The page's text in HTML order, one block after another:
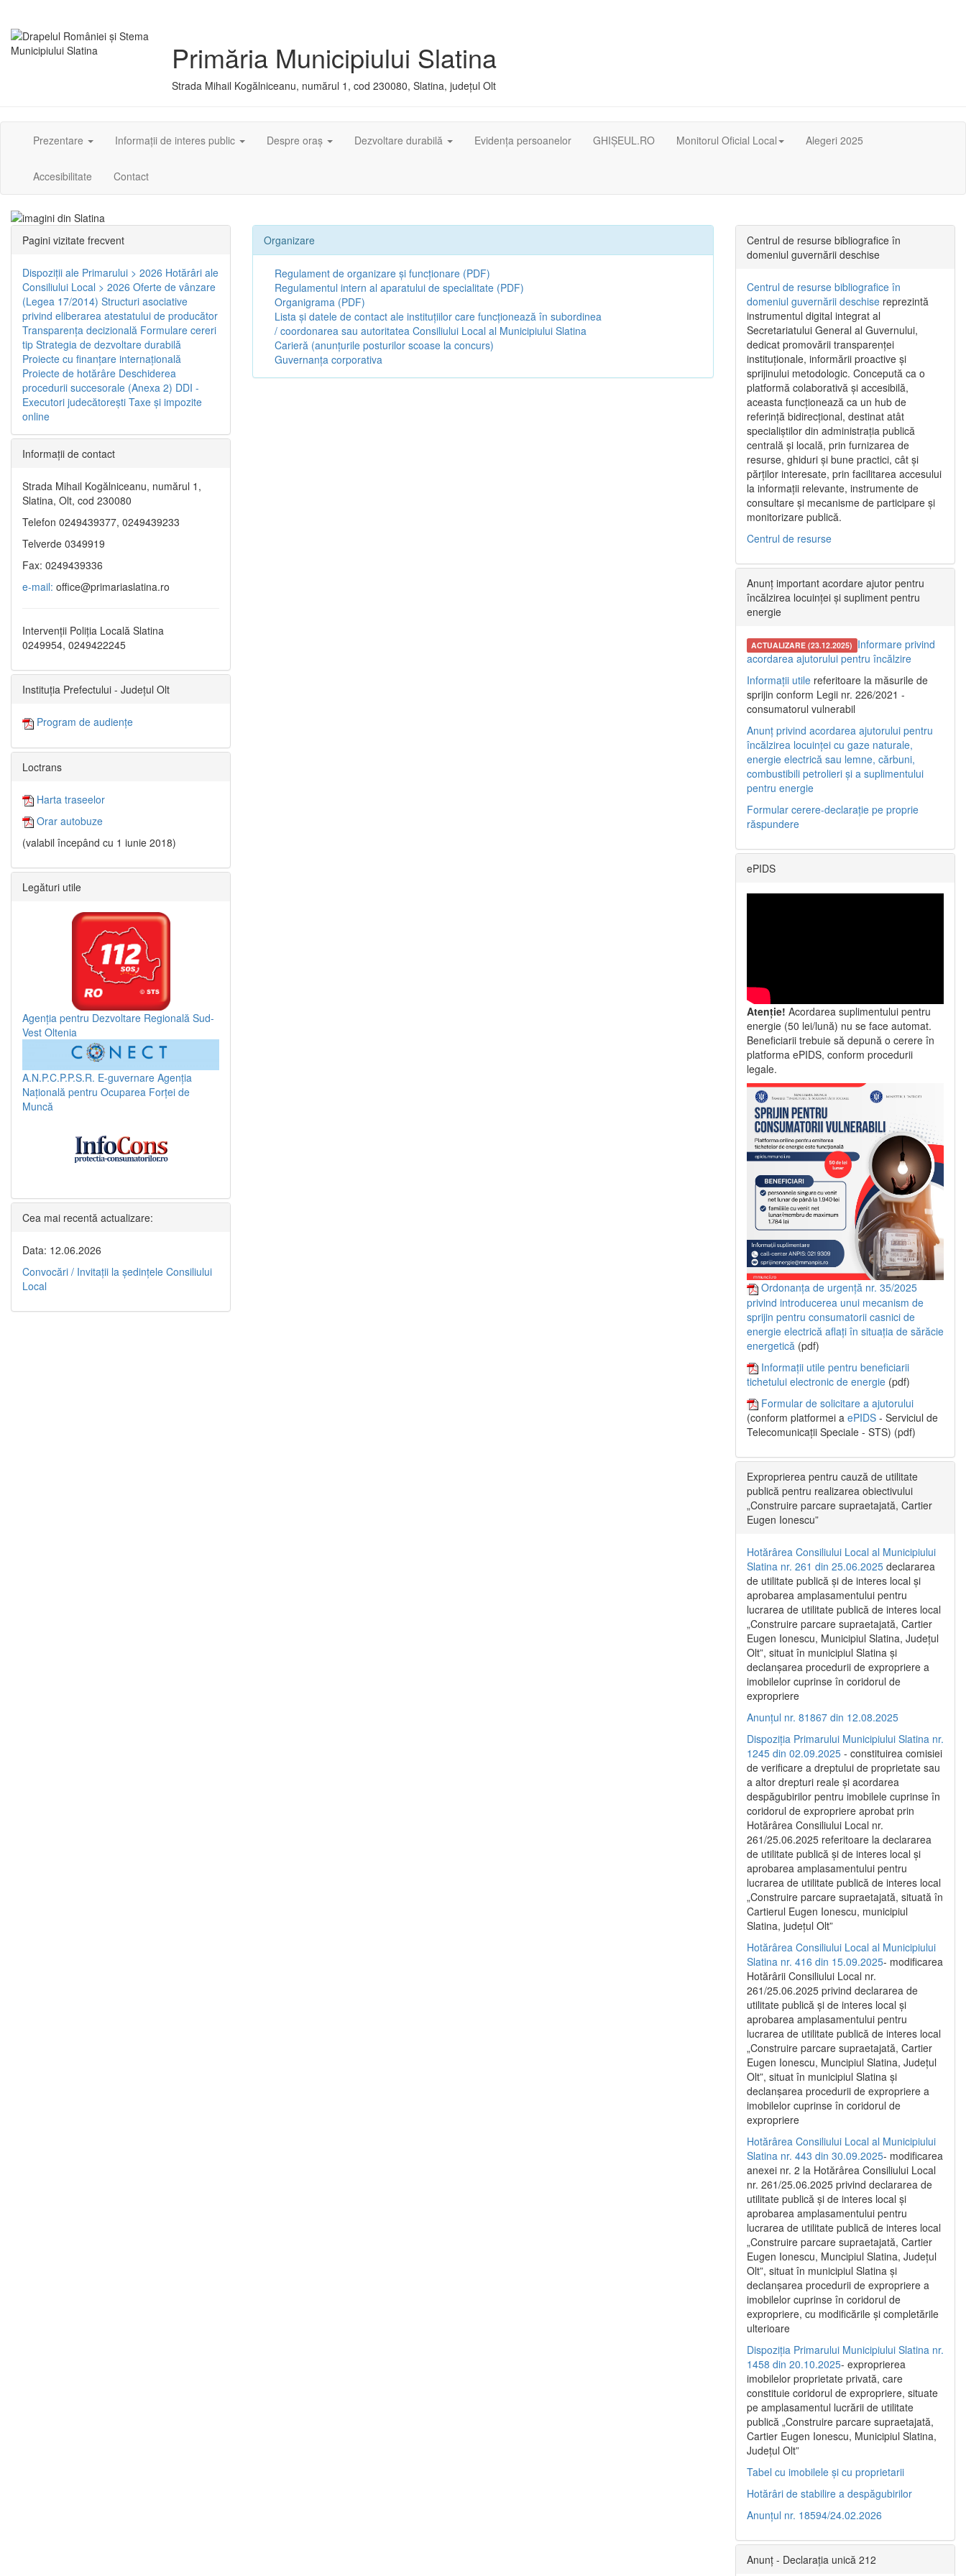
Primăria Municipiului Slatina
Strada Mihail Kogălniceanu, numărul 1, cod 230080, Slatina, județul Olt
Prezentare Informații de interes public Despre oraș Dezvoltare durabilă Evidența persoanelor GHIȘEUL.RO Monitorul Oficial Local Alegeri 2025
Accesibilitate Contact
Organizare
Regulament de organizare și funcționare (PDF)
Regulamentul intern al aparatului de specialitate (PDF)
Organigrama (PDF)
Lista și datele de contact ale instituțiilor care funcționează în subordinea
/ coordonarea sau autoritatea Consiliului Local al Municipiului Slatina
Carieră (anunțurile posturilor scoase la concurs)
Guvernanța corporativa
Pagini vizitate frecvent
Dispoziţii ale Primarului > 2026 Hotărâri ale
Consiliului Local > 2026 Oferte de vânzare
(Legea 17/2014) Structuri asociative
privind eliberarea atestatului de producător
Transparenţa decizională Formulare cereri
tip Strategia de dezvoltare durabilă
Proiecte cu finanţare internaţională
Proiecte de hotărâre Deschiderea
procedurii succesorale (Anexa 2) DDI -
Executori judecătorești Taxe şi impozite
online
Informaţii de contact
Strada Mihail Kogălniceanu, numărul 1,
Slatina, Olt, cod 230080
Telefon 0249439377, 0249439233
Telverde 0349919
Fax: 0249439336
e-mail: office@primariaslatina.ro
Intervenții Poliția Locală Slatina
0249954, 0249422245
Instituția Prefectului - Județul Olt
Program de audiențe
Loctrans
Harta traseelor
Orar autobuze
(valabil începând cu 1 iunie 2018)
Legături utile
Agenția pentru Dezvoltare Regională Sud-
Vest Oltenia
A.N.P.C.P.P.S.R. E-guvernare Agenția
Națională pentru Ocuparea Forței de
Muncă
Cea mai recentă actualizare:
Data: 12.06.2026
Convocări / Invitaţii la şedinţele Consiliului
Local
Centrul de resurse bibliografice în
domeniul guvernării deschise
Centrul de resurse bibliografice în
domeniul guvernării deschise reprezintă
instrumentul digital integrat al
Secretariatului General al Guvernului,
dedicat promovării transparenței
instituționale, informării proactive și
sprijinului metodologic. Concepută ca o
platformă colaborativă și accesibilă,
aceasta funcționează ca un hub de
referință bidirecțional, destinat atât
specialiștilor din administrația publică
centrală și locală, prin furnizarea de
resurse, ghiduri și bune practici, cât și
părților interesate, prin facilitarea accesului
la informații relevante, instrumente de
consultare și mecanisme de participare și
monitorizare publică.
Centrul de resurse
Anunț important acordare ajutor pentru
încălzirea locuinței și supliment pentru
energie
ACTUALIZARE (23.12.2025) Informare privind
acordarea ajutorului pentru încălzire
Informații utile referitoare la măsurile de
sprijin conform Legii nr. 226/2021 -
consumatorul vulnerabil
Anunț privind acordarea ajutorului pentru
încălzirea locuinței cu gaze naturale,
energie electrică sau lemne, cărbuni,
combustibili petrolieri și a suplimentului
pentru energie
Formular cerere-declarație pe proprie
răspundere
ePIDS
Atenție! Acordarea suplimentului pentru
energie (50 lei/lună) nu se face automat.
Beneficiarii trebuie să depună o cerere în
platforma ePIDS, conform procedurii
legale.
Ordonanța de urgență nr. 35/2025
privind introducerea unui mecanism de
sprijin pentru consumatorii casnici de
energie electrică aflați în situația de sărăcie
energetică (pdf)
Informații utile pentru beneficiarii
tichetului electronic de energie (pdf)
Formular de solicitare a ajutorului
(conform platformei a ePIDS - Serviciul de
Telecomunicații Speciale - STS) (pdf)
Exproprierea pentru cauză de utilitate
publică pentru realizarea obiectivului
„Construire parcare supraetajată, Cartier
Eugen Ionescu”
Hotărârea Consiliului Local al Municipiului
Slatina nr. 261 din 25.06.2025 declararea
de utilitate publică și de interes local și
aprobarea amplasamentului pentru
lucrarea de utilitate publică de interes local
„Construire parcare supraetajată, Cartier
Eugen Ionescu, Municipiul Slatina, Județul
Olt”, situat în municipiul Slatina și
declanșarea procedurii de expropriere a
imobilelor cuprinse în coridorul de
expropriere
Anunțul nr. 81867 din 12.08.2025
Dispoziția Primarului Municipiului Slatina nr.
1245 din 02.09.2025 - constituirea comisiei
de verificare a dreptului de proprietate sau
a altor drepturi reale și acordarea
despăgubirilor pentru imobilele cuprinse în
coridorul de expropriere aprobat prin
Hotărârea Consiliului Local nr.
261/25.06.2025 referitoare la declararea
de utilitate publică și de interes local și
aprobarea amplasamentului pentru
lucrarea de utilitate publică de interes local
„Construire parcare supraetajată, situată în
Cartierul Eugen Ionescu, municipiul
Slatina, județul Olt”
Hotărârea Consiliului Local al Municipiului
Slatina nr. 416 din 15.09.2025- modificarea
Hotărârii Consiliului Local nr.
261/25.06.2025 privind declararea de
utilitate publică și de interes local și
aprobarea amplasamentului pentru
lucrarea de utilitate publică de interes local
„Construire parcare supraetajată, Cartier
Eugen Ionescu, Muncipiul Slatina, Județul
Olt”, situat în municipiul Slatina și
declanșarea procedurii de expropriere a
imobilelor cuprinse în coridorul de
expropriere
Hotărârea Consiliului Local al Municipiului
Slatina nr. 443 din 30.09.2025- modificarea
anexei nr. 2 la Hotărârea Consiliului Local
nr. 261/25.06.2025 privind declararea de
utilitate publică şi de interes local şi
aprobarea amplasamentului pentru
lucrarea de utilitate publică de interes local
„Construire parcare supraetajată, Cartier
Eugen Ionescu, Muncipiul Slatina, Judeţul
Olt”, situat în municipiul Slatina şi
declanşarea procedurii de expropriere a
imobilelor cuprinse în coridorul de
expropriere, cu modificările şi completările
ulterioare
Dispoziția Primarului Municipiului Slatina nr.
1458 din 20.10.2025- exproprierea
imobilelor proprietate privată, care
constituie coridorul de expropriere, situate
pe amplasamentul lucrării de utilitate
publică „Construire parcare supraetajată,
Cartier Eugen Ionescu, Municipiul Slatina,
Județul Olt”
Tabel cu imobilele și cu proprietarii
Hotărâri de stabilire a despăgubirilor
Anunțul nr. 18594/24.02.2026
Anunț - Declarația unică 212